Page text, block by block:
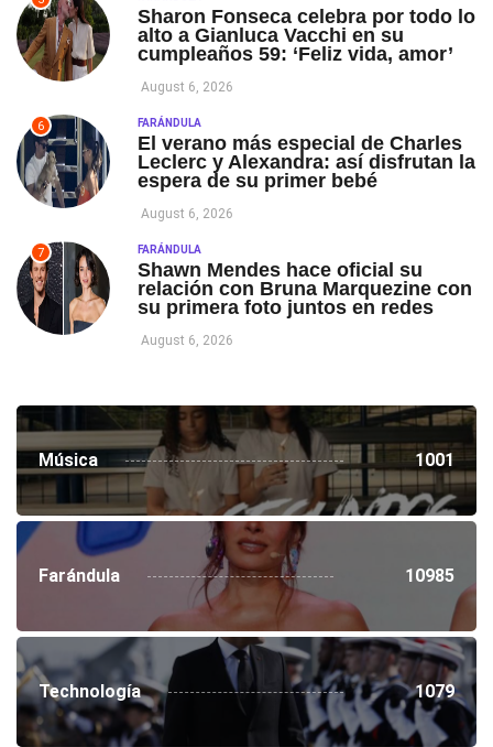
Sharon Fonseca celebra por todo lo
alto a Gianluca Vacchi en su
cumpleaños 59: ‘Feliz vida, amor’
August 6, 2026
6 FARÁNDULA
El verano más especial de Charles
Leclerc y Alexandra: así disfrutan la
espera de su primer bebé
August 6, 2026
7 FARÁNDULA
Shawn Mendes hace oficial su
relación con Bruna Marquezine con
su primera foto juntos en redes
August 6, 2026
Música 1001
Farándula 10985
Technología 1079